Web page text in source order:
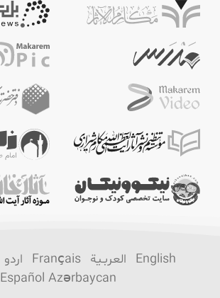
English العربـیة Français اردو
Azərbaycan
Español